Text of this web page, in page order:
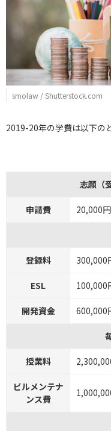
smolaw / Shutterstock.com
2019-20年の学費は以下の
志願（
申請費 20,000円
登録料 300,000
ESL 100,000
開発資金 600,000
授業料
ビルメンテナ
ンス費